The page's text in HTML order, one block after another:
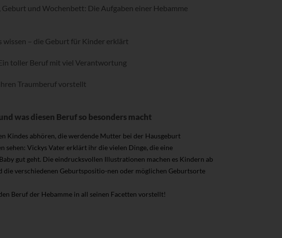
und Wochenbett: Die Aufgaben einer Hebamme
wissen – die Geburt für Kinder erklärt
toller Beruf mit viel Verantwortung
Traumberuf vorstellt
was diesen Beruf so besonders macht
Kindes abhören, die werdende Mutter bei der Hausgeburt
sehen: Vickys Vater erklärt ihr die vielen Dinge, die eine
gut geht. Die eindrucksvollen Illustrationen machen es Kindern ab
die verschiedenen Geburtspositio-nen oder möglichen Geburtsorte
Beruf der Hebamme in all seinen Facetten vorstellt!